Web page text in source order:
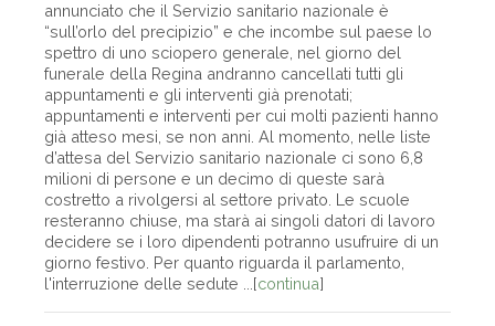
annunciato che il Servizio sanitario nazionale è
“sull’orlo del precipizio” e che incombe sul paese lo
spettro di uno sciopero generale, nel giorno del
funerale della Regina andranno cancellati tutti gli
appuntamenti e gli interventi già prenotati;
appuntamenti e interventi per cui molti pazienti hanno
già atteso mesi, se non anni. Al momento, nelle liste
d’attesa del Servizio sanitario nazionale ci sono 6,8
milioni di persone e un decimo di queste sarà
costretto a rivolgersi al settore privato. Le scuole
resteranno chiuse, ma starà ai singoli datori di lavoro
decidere se i loro dipendenti potranno usufruire di un
giorno festivo. Per quanto riguarda il parlamento,
l'interruzione delle sedute ...[continua]